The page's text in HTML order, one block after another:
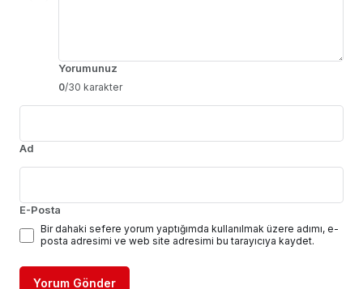
Yorumunuz
0/30 karakter
Ad
E-Posta
Bir dahaki sefere yorum yaptığımda kullanılmak üzere adımı, e-
posta adresimi ve web site adresimi bu tarayıcıya kaydet.
Yorum Gönder